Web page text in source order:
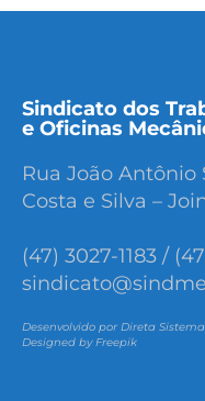
Sindicato dos
e Oficinas
Rua João Antônio
Costa e Silva –
(47) 3027-1183 /
Desenvolvido por Direta
Designed by Freepik